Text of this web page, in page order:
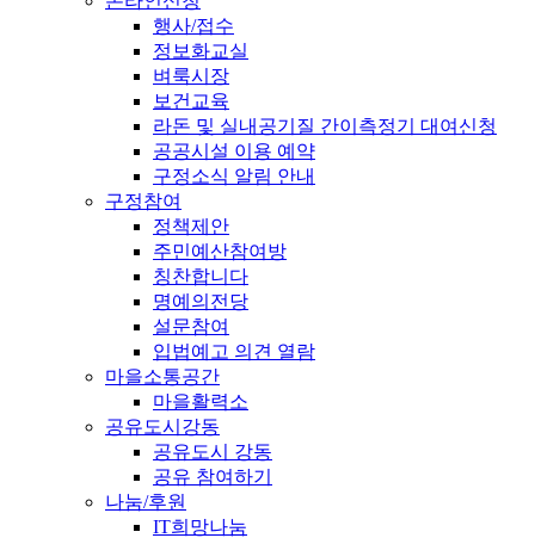
행사/접수
정보화교실
벼룩시장
보건교육
라돈 및 실내공기질 간이측정기 대여신청
공공시설 이용 예약
구정소식 알림 안내
구정참여
정책제안
주민예산참여방
칭찬합니다
명예의전당
설문참여
입법예고 의견 열람
마을소통공간
마을활력소
공유도시강동
공유도시 강동
공유 참여하기
나눔/후원
IT희망나눔